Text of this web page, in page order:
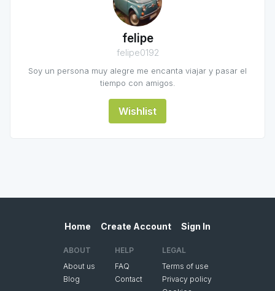
felipe
felipe0192
Soy un persona muy alegre me encanta viajar y pasar el
tiempo con amigos.
Wishlist
Home Create Account Sign In
ABOUT
About us
Blog
HELP
FAQ
Contact
LEGAL
Terms of use
Privacy policy